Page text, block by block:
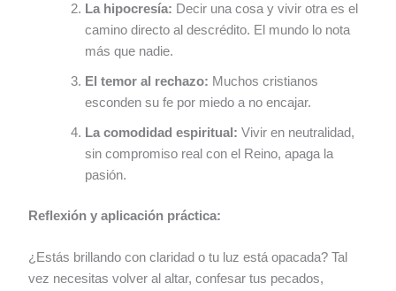
La hipocresía: Decir una cosa y vivir otra es el
camino directo al descrédito. El mundo lo nota
más que nadie.
El temor al rechazo: Muchos cristianos
esconden su fe por miedo a no encajar.
La comodidad espiritual: Vivir en neutralidad,
sin compromiso real con el Reino, apaga la
pasión.
Reflexión y aplicación práctica:
¿Estás brillando con claridad o tu luz está opacada? Tal
vez necesitas volver al altar, confesar tus pecados,